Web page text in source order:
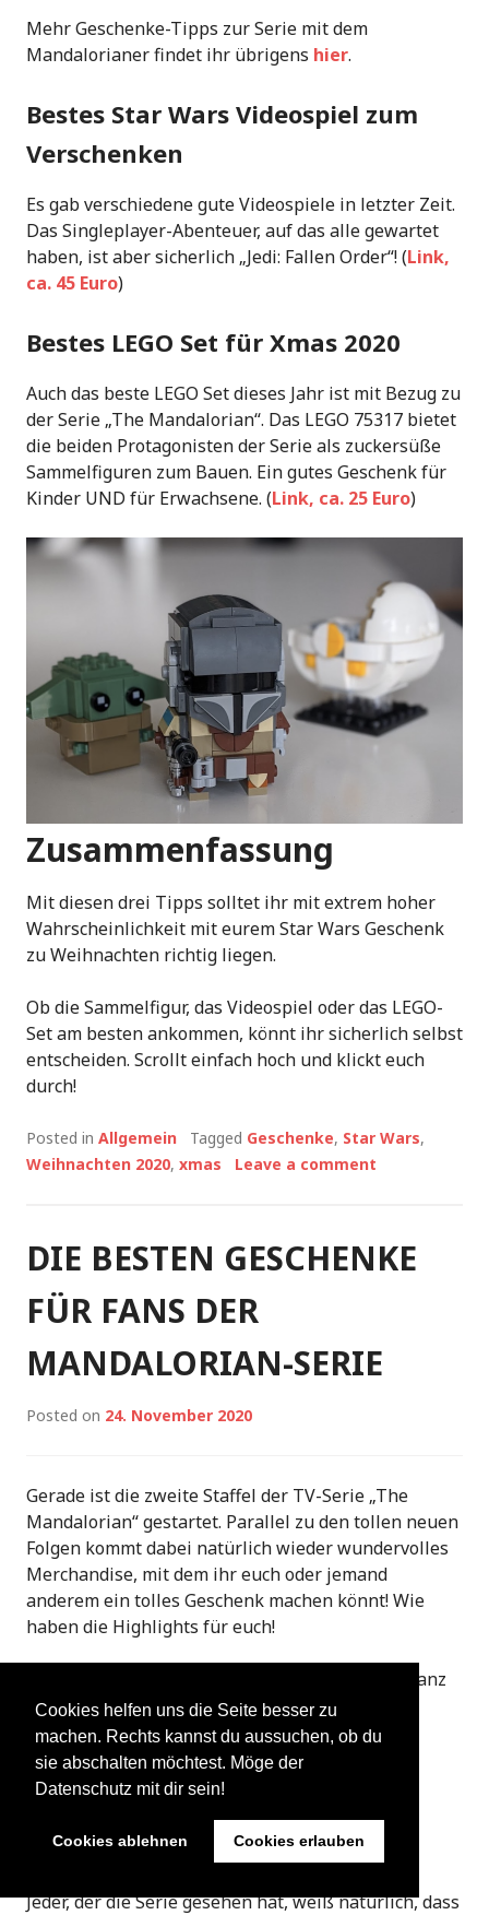
Cookies helfen uns die Seite besser zu
machen. Rechts kannst du aussuchen, ob du
sie abschalten möchtest. Möge der
Datenschutz mit dir sein!
Cookies ablehnen Cookies erlauben
Mehr Geschenke-Tipps zur Serie mit dem
Mandalorianer findet ihr übrigens hier.
Bestes Star Wars Videospiel zum
Verschenken
Es gab verschiedene gute Videospiele in letzter Zeit.
Das Singleplayer-Abenteuer, auf das alle gewartet
haben, ist aber sicherlich „Jedi: Fallen Order“! (Link,
ca. 45 Euro)
Bestes LEGO Set für Xmas 2020
Auch das beste LEGO Set dieses Jahr ist mit Bezug zu
der Serie „The Mandalorian“. Das LEGO 75317 bietet
die beiden Protagonisten der Serie als zuckersüße
Sammelfiguren zum Bauen. Ein gutes Geschenk für
Kinder UND für Erwachsene. (Link, ca. 25 Euro)
Zusammenfassung
Mit diesen drei Tipps solltet ihr mit extrem hoher
Wahrscheinlichkeit mit eurem Star Wars Geschenk
zu Weihnachten richtig liegen.
Ob die Sammelfigur, das Videospiel oder das LEGO-
Set am besten ankommen, könnt ihr sicherlich selbst
entscheiden. Scrollt einfach hoch und klickt euch
durch!
Posted in Allgemein Tagged Geschenke, Star Wars,
Weihnachten 2020, xmas Leave a comment
DIE BESTEN GESCHENKE
FÜR FANS DER
MANDALORIAN-SERIE
Posted on 24. November 2020
Gerade ist die zweite Staffel der TV-Serie „The
Mandalorian“ gestartet. Parallel zu den tollen neuen
Folgen kommt dabei natürlich wieder wundervolles
Merchandise, mit dem ihr euch oder jemand
anderem ein tolles Geschenk machen könnt! Wie
haben die Highlights für euch!
Die besten Mandalorian-Geschenke findet ihr ganz
unten im Artikel, zunächst wollen wir erst ein
bisschen nach Kategorien aufteilen.
Baby Yoda (Grogu) zum
Verschenken
Jeder, der die Serie gesehen hat, weiß natürlich, dass